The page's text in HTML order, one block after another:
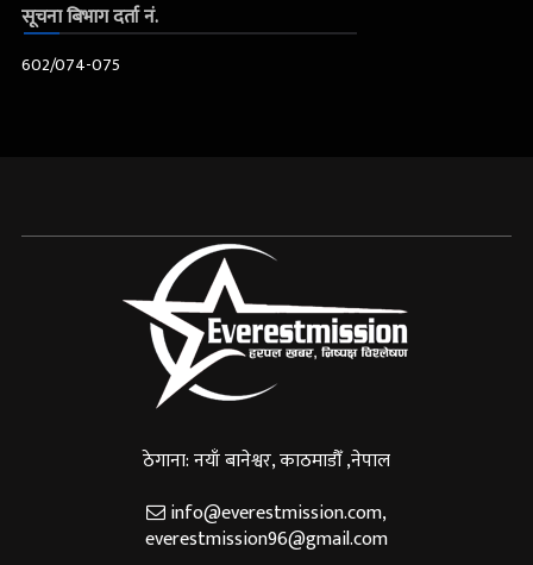
सूचना बिभाग दर्ता नं.
602/074-075
ठेगाना: नयाँ बानेश्वर, काठमाडौँ ,नेपाल
info@everestmission.com,
everestmission96@gmail.com